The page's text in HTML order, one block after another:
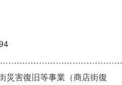
災害復旧等事業（商店街復